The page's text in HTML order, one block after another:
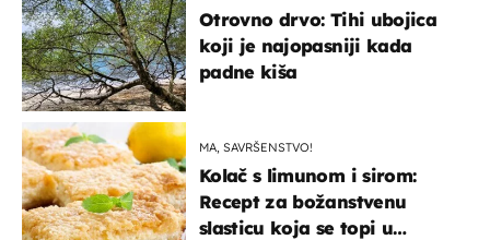
Otrovno drvo: Tihi ubojica
koji je najopasniji kada
padne kiša
MA, SAVRŠENSTVO!
Kolač s limunom i sirom:
Recept za božanstvenu
slasticu koja se topi u